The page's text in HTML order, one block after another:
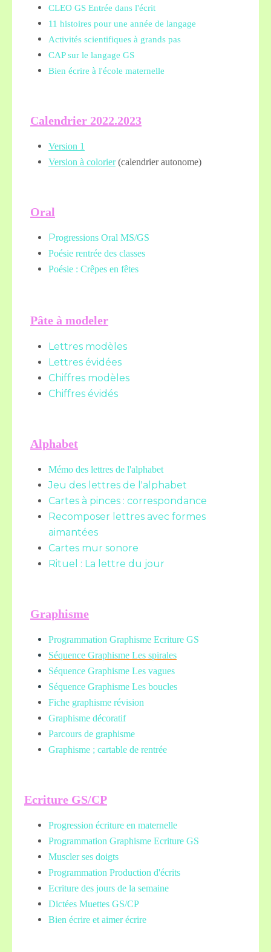
CLEO GS Entrée dans l'écrit
11 histoires pour une année de langage
Activités scientifiques à grands pas
CAP sur le langage GS
Bien écrire à l'école maternelle
Calendrier 2022.2023
Version 1
Version à colorier(calendrier autonome)
Oral
Progressions Oral MS/GS
Poésie rentrée des classes
Poésie : Crêpes en fêtes
Pâte à modeler
Lettres modèles
Lettres évidées
Chiffres modèles
Chiffres évidés
Alphabet
Mémo des lettres de l'alphabet
Jeu des lettres de l'alphabet
Cartes à pinces : correspondance
Recomposer lettres avec formes
aimantées
Cartes mur sonore
Rituel : La lettre du jour
Graphisme
Programmation Graphisme Ecriture GS
Séquence Graphisme Les spirales
Séquence Graphisme Les vagues
Séquence Graphisme Les boucles
Fiche graphisme révision
Graphisme décoratif
Parcours de graphisme
Graphisme ; cartable de rentrée
Ecriture GS/CP
Progression écriture en maternelle
Programmation Graphisme Ecriture GS
Muscler ses doigts
Programmation Production d'écrits
Ecriture des jours de la semaine
Dictées Muettes GS/CP
Bien écrire et aimer écrire